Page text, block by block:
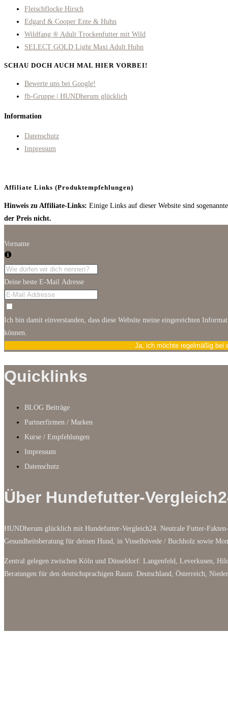
Fleischflocke Hirsch
Edgard & Cooper Ente & Huhn
Wildfang ® Adult Trockenfutter mit Wild
SELECT GOLD Light Maxi Adult Huhn
SCHAU DOCH AUCH MAL HIER VORBEI!
Bewerte uns bei Google!
in
fb-Gruppe | HUNDherum glücklich
Information
Datenschutz
Impressum
Affiliate Links (Produktempfehlungen)
Hinweis zu Affiliate-Links: Einige Links auf dieser Website sind
der Preis nicht.
Vorname
Deine beste E-Mail Adresse
Ich bin damit einverstanden, dass diese Website meine eingereichten
können.
Ja, ich möchte regelmäßig bei
Quicklinks
BLOG Beiträge
Partnerfirmen / Marken
Kurse / Empfehlungen
Impressum
Datenschutz
Über Hundefutter-
HUNDherum glücklich mit Hundefutter-Vergleich24. Neutrale Futter-
Gesundheitsberatung für deinen Hund, in Visselhövede / Buchholz sowie
Zentral gelegen zwischen Köln und Düsseldorf: Langenfeld, Leverkusen,
Beratungen für den deutschsprachigen Raum: Deutschland, Österreich,